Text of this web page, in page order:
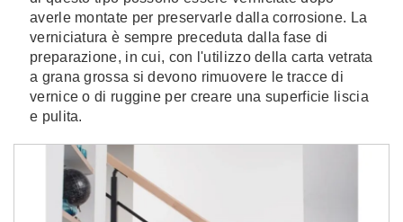
averle montate per preservarle dalla corrosione. La
verniciatura è sempre preceduta dalla fase di
preparazione, in cui, con l'utilizzo della carta vetrata
a grana grossa si devono rimuovere le tracce di
vernice o di ruggine per creare una superficie liscia
e pulita.